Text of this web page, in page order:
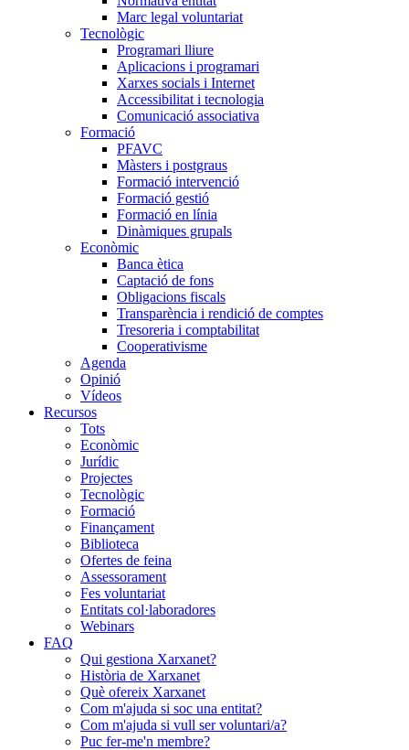
Marc legal voluntariat
Tecnològic
Programari lliure
Aplicacions i programari
Xarxes socials i Internet
Accessibilitat i tecnologia
Comunicació associativa
Formació
PFAVC
Màsters i postgraus
Formació intervenció
Formació gestió
Formació en línia
Dinàmiques grupals
Econòmic
Banca ètica
Captació de fons
Obligacions fiscals
Transparència i rendició de comptes
Tresoreria i comptabilitat
Cooperativisme
Agenda
Opinió
Vídeos
Recursos
Tots
Econòmic
Jurídic
Projectes
Tecnològic
Formació
Finançament
Biblioteca
Ofertes de feina
Assessorament
Fes voluntariat
Entitats col·laboradores
Webinars
FAQ
Qui gestiona Xarxanet?
Història de Xarxanet
Què ofereix Xarxanet
Com m'ajuda si soc una entitat?
Com m'ajuda si vull ser voluntari/a?
Puc fer-me'n membre?